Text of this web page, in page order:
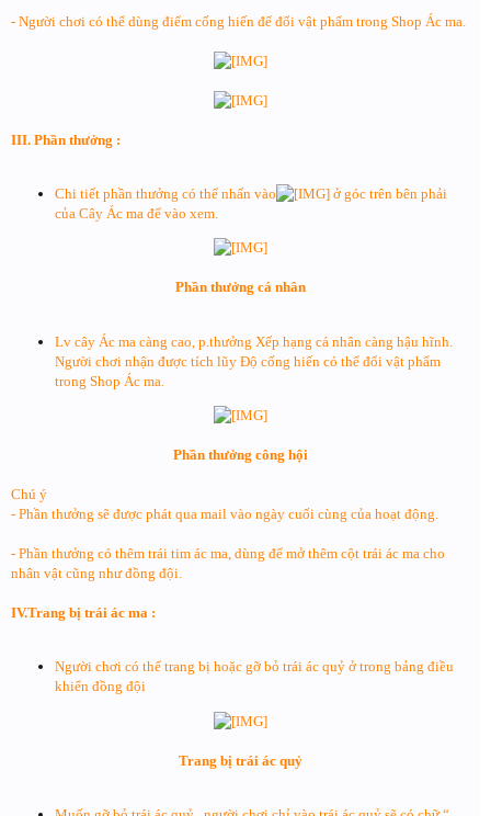
- Người chơi có thể dùng điểm cống hiến để đổi vật phẩm trong Shop Ác ma.
III. Phần thưởng :
Chi tiết phần thưởng có thể nhấn vào
ở góc trên bên phải
của Cây Ác ma để vào xem.
Phần thưởng cá nhân
Lv cây Ác ma càng cao, p.thưởng Xếp hạng cá nhân càng hậu hĩnh.
Người chơi nhận được tích lũy Độ cống hiến có thể đổi vật phẩm
trong Shop Ác ma.
Phần thưởng công hội
Chú ý
- Phần thưởng sẽ được phát qua mail vào ngày cuối cùng của hoạt động.
- Phần thưởng có thêm trái tim ác ma, dùng để mở thêm cột trái ác ma cho
nhân vật cũng như đồng đội.
IV.Trang bị trái ác ma :
Người chơi có thể trang bị hoặc gỡ bỏ trái ác quỷ ở trong bảng điều
khiển đồng đội
Trang bị trái ác quỷ